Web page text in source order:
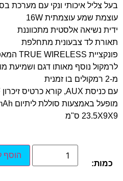
בעל צליל איכותי ונקי עם מערכת
עוצמת שמע עוצמתית 16W
ידית נשיאה אלסטית מתכווננת
תאורת לד צבעונית מתחלפת
פונקציית TRUE WIRELESS המאפשרת חיבור
לרמקול נוסף מאותו דגם ושמיעת
מ-2 רמקולים בו זמנית
עם כניסת AUX, קורא כרטיס זיכרון TF, יציאת USB
מופעל באמצעות סוללת ליתיום 1200mAh
23.5X9X9 ס"מ
כמות:
הוסף